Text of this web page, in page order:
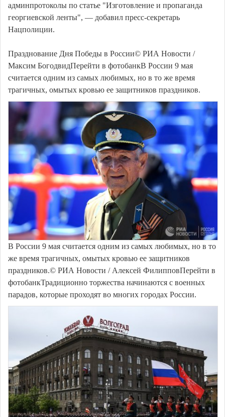
админпротоколы по статье "Изготовление и пропаганда
георгиевской ленты", — добавил пресс-секретарь
Нацполиции.
Празднование Дня Победы в России© РИА Новости /
Максим БогодвидПерейти в фотобанкВ России 9 мая
считается одним из самых любимых, но в то же время
трагичных, омытых кровью ее защитников праздников.
В России 9 мая считается одним из самых любимых, но в то
же время трагичных, омытых кровью ее защитников
праздников.© РИА Новости / Алексей ФилипповПерейти в
фотобанкТрадиционно торжества начинаются с военных
парадов, которые проходят во многих городах России.